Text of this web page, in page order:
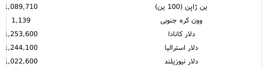
ین ژاپن (100 ین)
1,089,710
وون کره جنوبی
1,139
دلار کانادا
1,253,600
دلار استرالیا
1,244,100
دلار نیوزیلند
1,022,600